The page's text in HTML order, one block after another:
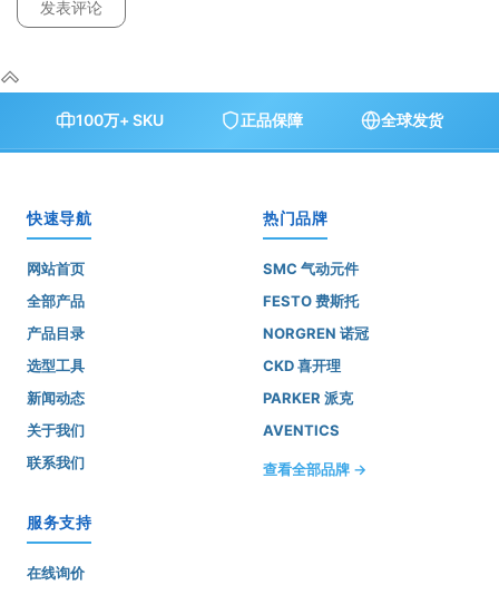
100万+ SKU 正品保障 全球发货
快速导航
网站首页
全部产品
产品目录
选型工具
新闻动态
关于我们
联系我们
热门品牌
SMC 气动元件
FESTO 费斯托
NORGREN 诺冠
CKD 喜开理
PARKER 派克
AVENTICS
查看全部品牌 →
服务支持
在线询价